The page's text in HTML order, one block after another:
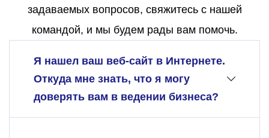
задаваемых вопросов, свяжитесь с нашей
командой, и мы будем рады вам помочь.
Я нашел ваш веб-сайт в Интернете.
Откуда мне знать, что я могу
доверять вам в ведении бизнеса?